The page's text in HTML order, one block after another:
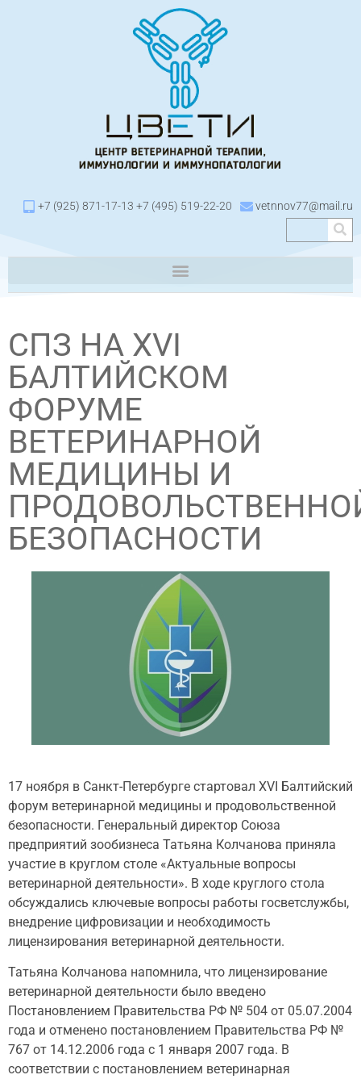
+7 (925) 871-17-13 +7 (495) 519-22-20 vetnnov77@mail.ru
СПЗ НА XVI
БАЛТИЙСКОМ
ФОРУМЕ
ВЕТЕРИНАРНОЙ
МЕДИЦИНЫ И
БЕЗОПАСНОСТИ
17 ноября в Санкт-Петербурге стартовал XVI Балтийский
форум ветеринарной медицины и продовольственной
безопасности. Генеральный директор Союза
предприятий зообизнеса Татьяна Колчанова приняла
участие в круглом столе «Актуальные вопросы
ветеринарной деятельности». В ходе круглого стола
обсуждались ключевые вопросы работы госветслужбы,
внедрение цифровизации и необходимость
лицензирования ветеринарной деятельности.
Татьяна Колчанова напомнила, что лицензирование
ветеринарной деятельности было введено
Постановлением Правительства РФ № 504 от 05.07.2004
года и отменено постановлением Правительства РФ №
767 от 14.12.2006 года с 1 января 2007 года. В
соответствии с постановлением ветеринарная